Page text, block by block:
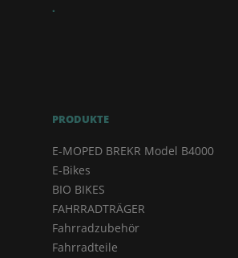
.
PRODUKTE
E-MOPED BREKR Model B4000
E-Bikes
BIO BIKES
FAHRRADTRÄGER
Fahrradzubehör
Fahrradteile